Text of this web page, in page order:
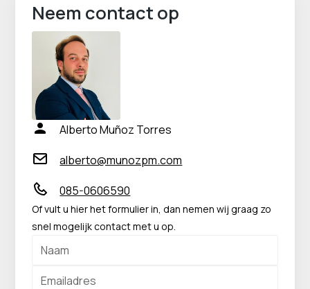
Neem contact op
Alberto Muñoz Torres
alberto@munozpm.com
085-0606590
Of vult u hier het formulier in, dan nemen wij graag zo
snel mogelijk contact met u op.